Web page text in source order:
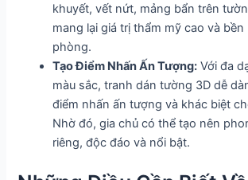
khuyết, vết nứt, mảng bẩn trên
mang lại giá trị thẩm mỹ cao và bền
phòng.
Tạo Điểm Nhấn Ấn Tượng: Với đa
màu sắc, tranh dán tường 3D dễ
điểm nhấn ấn tượng và khác biệt
Nhờ đó, gia chủ có thể tạo nên
riêng, độc đáo và nổi bật.